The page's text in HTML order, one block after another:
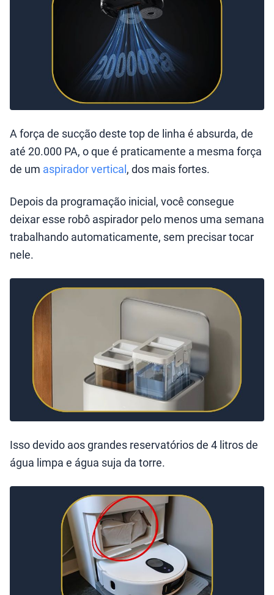
A força de sucção deste top de linha é absurda, de
até 20.000 PA, o que é praticamente a mesma força
de um aspirador vertical, dos mais fortes.
Depois da programação inicial, você consegue
deixar esse robô aspirador pelo menos uma semana
trabalhando automaticamente, sem precisar tocar
nele.
Isso devido aos grandes reservatórios de 4 litros de
água limpa e água suja da torre.